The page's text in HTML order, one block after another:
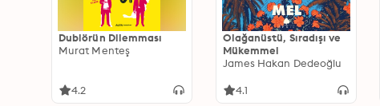
Dublörün Dilemması
Murat Menteş
4.2
Olağanüstü, Sıradışı ve
Mükemmel
James Hakan Dedeoğlu
4.1